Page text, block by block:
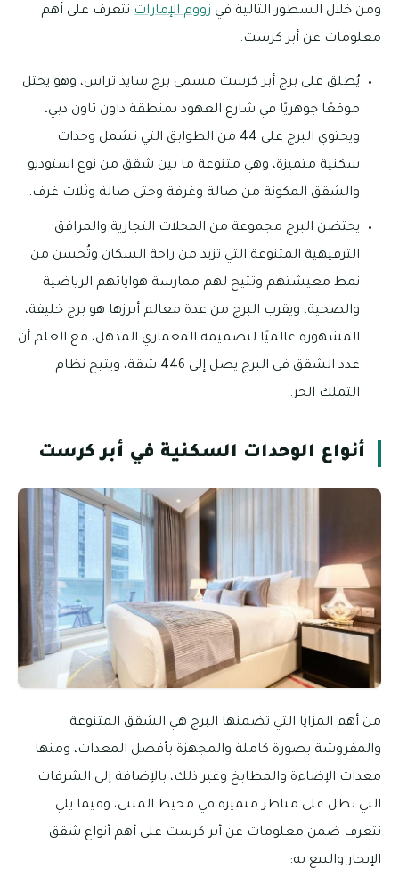
ومن خلال السطور التالية في زووم الإمارات نتعرف على أهم
معلومات عن أبر كرست:
يُطلق على برج أبر كرست مسمى برج سايد تراس، وهو يحتل
موقعًا جوهريًا في شارع العهود بمنطقة داون تاون دبي،
ويحتوي البرج على 44 من الطوابق التي تشمل وحدات
سكنية متميزة، وهي متنوعة ما بين شقق من نوع استوديو
والشقق المكونة من صالة وغرفة وحتى صالة وثلاث غرف.
يحتضن البرج مجموعة من المحلات التجارية والمرافق
الترفيهية المتنوعة التي تزيد من راحة السكان وتُحسن من
نمط معيشتهم وتتيح لهم ممارسة هواياتهم الرياضية
والصحية، ويقرب البرج من عدة معالم أبرزها هو برج خليفة،
المشهورة عالميًا لتصميمه المعماري المذهل، مع العلم أن
عدد الشقق في البرج يصل إلى 446 شقة، ويتيح نظام
التملك الحر.
أنواع الوحدات السكنية في أبر كرست
من أهم المزايا التي تضمنها البرج هي الشقق المتنوعة
والمفروشة بصورة كاملة والمجهزة بأفضل المعدات، ومنها
معدات الإضاءة والمطابخ وغير ذلك، بالإضافة إلى الشرفات
التي تطل على مناظر متميزة في محيط المبنى، وفيما يلي
نتعرف ضمن معلومات عن أبر كرست على أهم أنواع شقق
الإيجار والبيع به: